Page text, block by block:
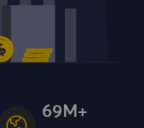
69M+